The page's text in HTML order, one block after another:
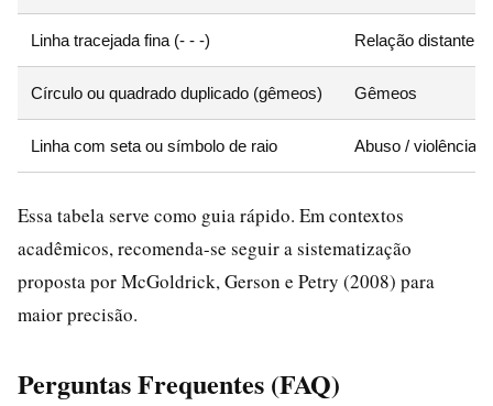
Linha tracejada fina (‑ ‑ ‑) Relação distante
Círculo ou quadrado duplicado (gêmeos) Gêmeos
Linha com seta ou símbolo de raio Abuso / violência
Essa tabela serve como guia rápido. Em contextos
acadêmicos, recomenda-se seguir a sistematização
proposta por McGoldrick, Gerson e Petry (2008) para
maior precisão.
Perguntas Frequentes (FAQ)